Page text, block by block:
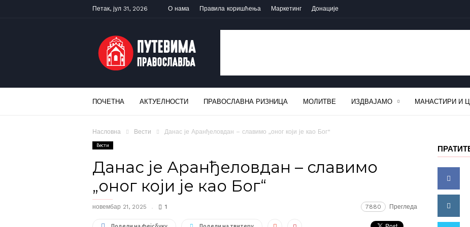
Петак, јул 31, 2026 О нама Правила коришћења Маркетинг Донације
ПУТЕВИМА
ПРАВОСЛАВЉА
ПОЧЕТНА АКТУЕЛНОСТИ ПРАВОСЛАВНА РИЗНИЦА МОЛИТВЕ ИЗДВАЈАМО МАНАСТИРИ И
Насловна Вести Данас је Аранђеловдан – славимо „оног који је као Бог“
Вести
Данас је Аранђеловдан – славимо
„оног који је као Бог“
новембар 21, 2025 1 7880 Прегледа
Подели на фејсбуку Подели на твитеру